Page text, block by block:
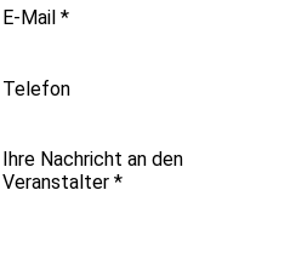
E-Mail *
Telefon
Ihre Nachricht an den
Veranstalter *